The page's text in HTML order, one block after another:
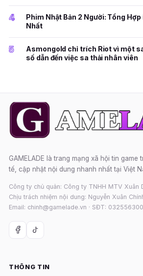
4
Phim Nhật Bản 2 Người: Tổng
Nhất
5
Asmongold chỉ trích Riot vì một
số dẫn đến việc sa thải nhân viên
GAMELADE là trang mạng xã hội tin
tế, cập nhật nội dung nhanh nhất tại Việt
Công ty chủ quản: Công ty TNHH MTV Xuân
Chịu trách nhiệm nội dung: Nguyễn Xuân
Email: chinh@gamelade.vn · SĐT:
THÔNG TIN